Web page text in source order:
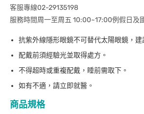
客服專線02-29135198
服務時間周一至周五 10:00~17:00例假日及
抗紫外線隱形眼鏡不可替代太陽眼鏡，建
配戴前須經驗光並取得處方。
不得超時或重複配戴，睡前需取下。
如有不適，請立即就醫。
商品規格